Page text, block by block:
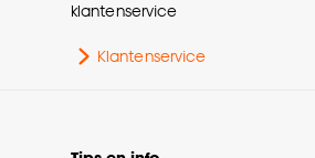
klantenservice
Klantenservice